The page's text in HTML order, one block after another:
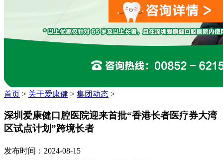
首页 > 关于爱康健 > 集团动态 >
深圳爱康健口腔医院迎来首批“香港长者医疗券大湾
区试点计划”跨境长者
发布时间：2024-08-15